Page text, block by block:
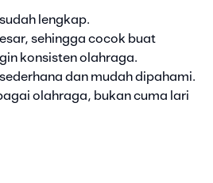
lengkap.
sehingga cocok buat
konsisten olahraga.
dan mudah dipahami.
olahraga, bukan cuma lari